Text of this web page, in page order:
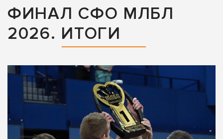
ФИНАЛ СФО МЛБЛ
2026. ИТОГИ